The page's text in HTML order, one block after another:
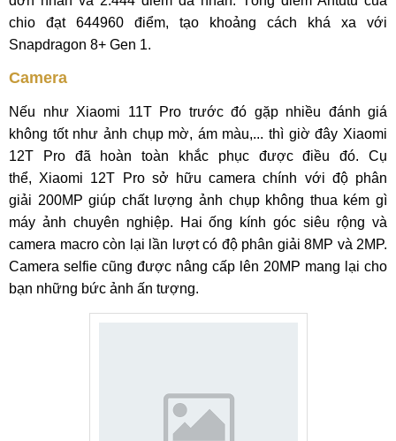
chio đạt 644960 điểm, tạo khoảng cách khá xa với
Snapdragon 8+ Gen 1.
Camera
Nếu như Xiaomi 11T Pro trước đó gặp nhiều đánh giá
không tốt như ảnh chụp mờ, ám màu,... thì giờ đây Xiaomi
12T Pro đã hoàn toàn khắc phục được điều đó. Cụ
thể, Xiaomi 12T Pro sở hữu camera chính với độ phân
giải 200MP giúp chất lượng ảnh chụp không thua kém gì
máy ảnh chuyên nghiệp. Hai ống kính góc siêu rộng và
camera macro còn lại lần lượt có độ phân giải 8MP và 2MP.
Camera selfie cũng được nâng cấp lên 20MP mang lại cho
bạn những bức ảnh ấn tượng.